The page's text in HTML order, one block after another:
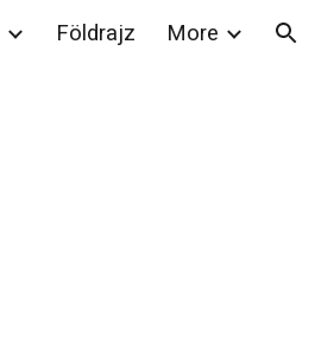
Földrajz More